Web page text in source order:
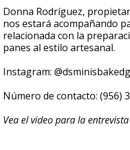
seconds
of
5
minutes,
29
seconds
Donna Rodríguez,
nos estará acompañando
relacionada con la
panes al estilo artesanal.
Instagram:
Número de contacto: (956)
Vea el video para la